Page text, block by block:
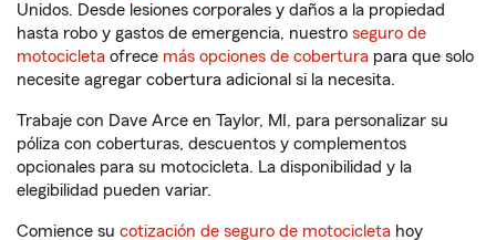
Unidos. Desde lesiones corporales y daños a la propiedad
hasta robo y gastos de emergencia, nuestro seguro de
motocicleta ofrece más opciones de cobertura para que solo
necesite agregar cobertura adicional si la necesita.
Trabaje con Dave Arce en Taylor, MI, para personalizar su
póliza con coberturas, descuentos y complementos
opcionales para su motocicleta. La disponibilidad y la
elegibilidad pueden variar.
Comience su cotización de seguro de motocicleta hoy